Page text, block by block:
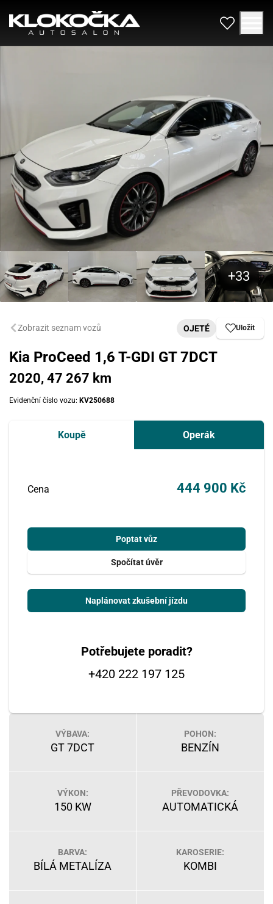
Zobrazit seznam vozů OJETÉ Uložit
Kia ProCeed 1,6 T-GDI GT 7DCT
2020, 47 267 km
Evidenční číslo vozu: KV250688
Koupě Operák
Cena 444 900 Kč
Poptat vůz
Spočítat úvěr
Naplánovat zkušební jízdu
Potřebujete poradit?
+420 222 197 125
VÝBAVA:
GT 7DCT
POHON:
BENZÍN
VÝKON:
150 KW
PŘEVODOVKA:
AUTOMATICKÁ
BARVA:
BÍLÁ METALÍZA
KAROSERIE:
KOMBI